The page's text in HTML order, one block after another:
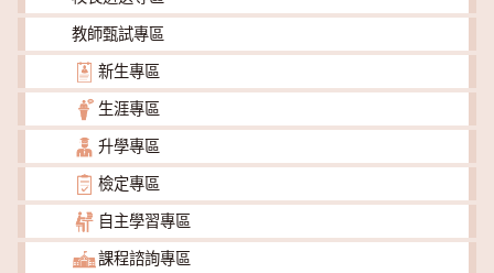
教師甄試專區
新生專區
生涯專區
升學專區
檢定專區
自主學習專區
課程諮詢專區